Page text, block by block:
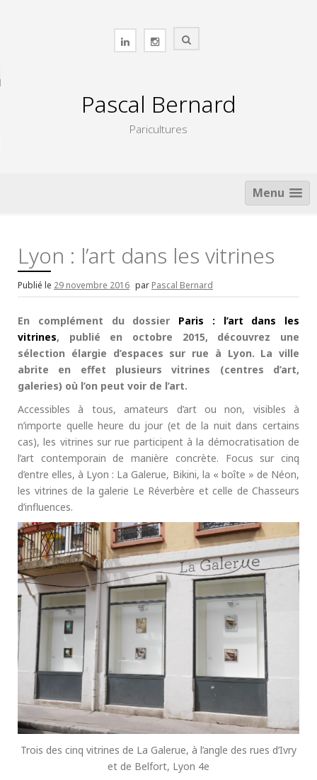
Pascal Bernard
Paricultures
Menu
Lyon : l’art dans les vitrines
Publié le 29 novembre 2016 par Pascal Bernard
En complément du dossier Paris : l’art dans les
vitrines, publié en octobre 2015, découvrez une
sélection élargie d’espaces sur rue à Lyon. La ville
abrite en effet plusieurs vitrines (centres d’art,
galeries) où l’on peut voir de l’art.
Accessibles à tous, amateurs d’art ou non, visibles à
n’importe quelle heure du jour (et de la nuit dans certains
cas), les vitrines sur rue participent à la démocratisation de
l’art contemporain de manière concrète. Focus sur cinq
d’entre elles, à Lyon : La Galerue, Bikini, la « boîte » de Néon,
les vitrines de la galerie Le Réverbère et celle de Chasseurs
d’influences.
Trois des cinq vitrines de La Galerue, à l’angle des rues d’Ivry
et de Belfort, Lyon 4e